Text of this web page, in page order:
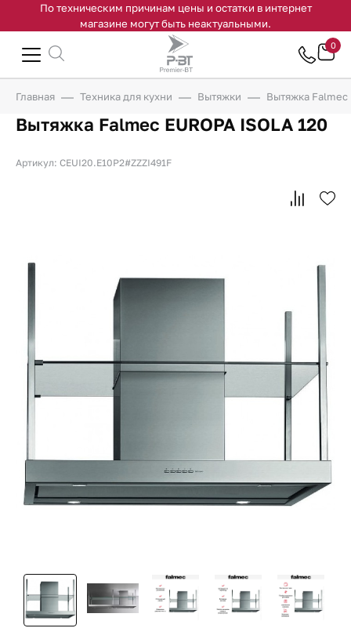
По техническим причинам цены и остатки в интернет
магазине могут быть неактуальными.
0
Главная Техника для кухни Вытяжки Вытяжка Falmec
Вытяжка Falmec EUROPA ISOLA 120
Артикул: CEUI20.E10P2#ZZZI491F